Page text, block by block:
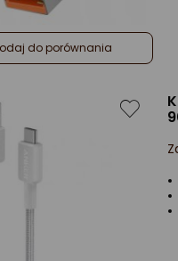
do porównania